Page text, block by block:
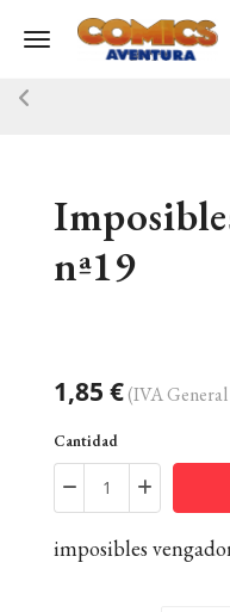
Toggle navigation
nª19
1,85 €(IVA
Cantidad
imposibles